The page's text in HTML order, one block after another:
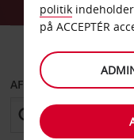
AFHENT FRA
politik
på ACCEPTÉR